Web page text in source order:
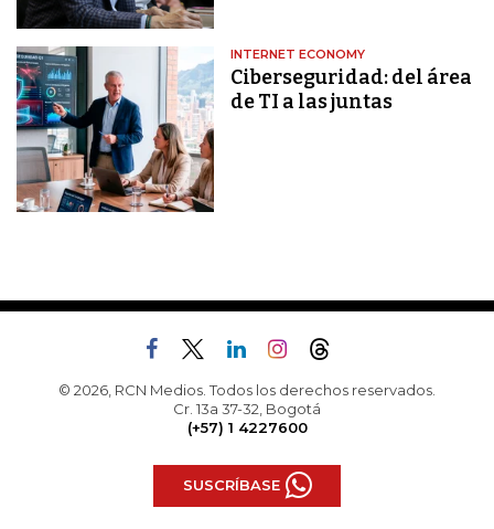
INTERNET ECONOMY
Ciberseguridad: del área
de TI a las juntas
© 2026, RCN Medios. Todos los derechos reservados.
Cr. 13a 37-32, Bogotá
(+57) 1 4227600
SUSCRÍBASE